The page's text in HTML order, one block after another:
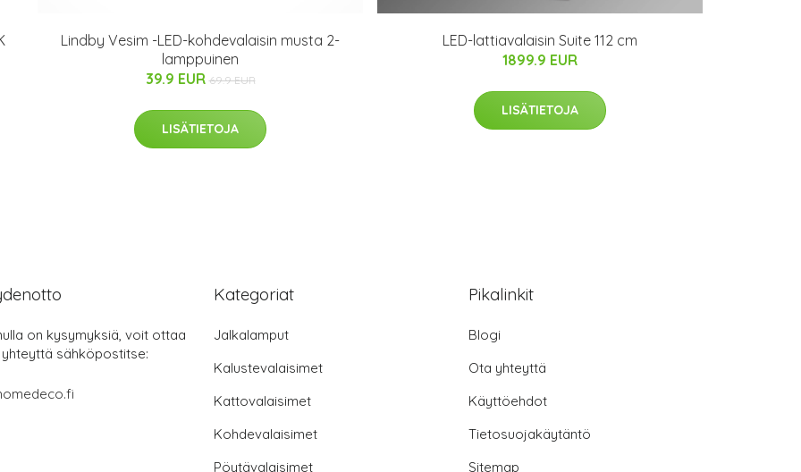
Lindby Vesim -LED-kohdevalaisin musta 2-
lamppuinen
39.9 EUR 69.9 EUR
LISÄTIETOJA
LED-lattiavalaisin Suite 112 cm
1899.9 EUR
LISÄTIETOJA
on kysymyksiä, voit ottaa
yhteyttä sähköpostitse:
Kategoriat
Jalkalamput
Kalustevalaisimet
Kattovalaisimet
Kohdevalaisimet
Pöytävalaisimet
Pikalinkit
Blogi
Ota yhteyttä
Käyttöehdot
Tietosuojakäytäntö
Sitemap